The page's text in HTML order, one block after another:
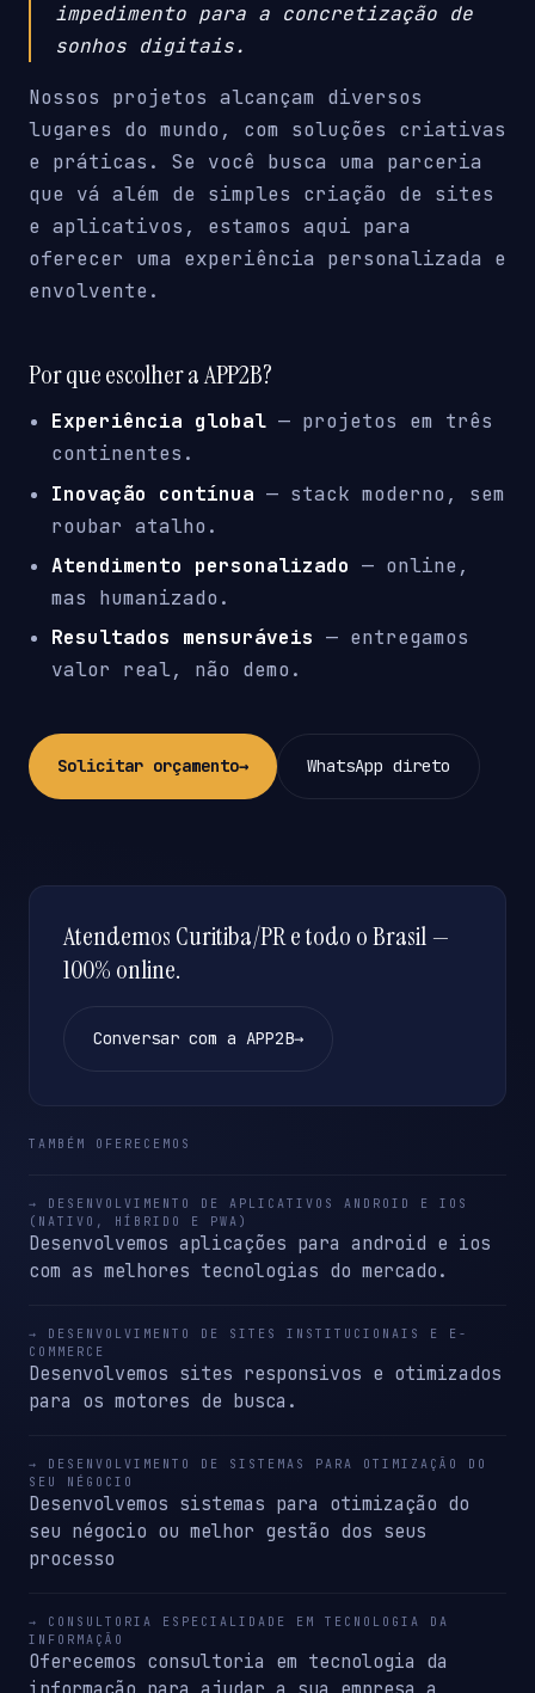
impedimento para a concretização de
sonhos digitais.
Nossos projetos alcançam diversos
lugares do mundo, com soluções criativas
e práticas. Se você busca uma parceria
que vá além de simples criação de sites
e aplicativos, estamos aqui para
oferecer uma experiência personalizada e
envolvente.
Por que escolher a APP2B?
Experiência global — projetos em três
continentes.
Inovação contínua — stack moderno, sem
roubar atalho.
Atendimento personalizado — online,
mas humanizado.
Resultados mensuráveis — entregamos
valor real, não demo.
Solicitar orçamento→ WhatsApp direto
Atendemos Curitiba/PR e todo o Brasil —
100% online.
Conversar com a APP2B→
TAMBÉM OFERECEMOS
→ DESENVOLVIMENTO DE APLICATIVOS ANDROID E IOS
(NATIVO, HÍBRIDO E PWA)
Desenvolvemos aplicações para android e ios
com as melhores tecnologias do mercado.
→ DESENVOLVIMENTO DE SITES INSTITUCIONAIS E E-
COMMERCE
Desenvolvemos sites responsivos e otimizados
para os motores de busca.
→ DESENVOLVIMENTO DE SISTEMAS PARA OTIMIZAÇÃO DO
SEU NÉGOCIO
Desenvolvemos sistemas para otimização do
seu négocio ou melhor gestão dos seus
processo
→ CONSULTORIA ESPECIALIDADE EM TECNOLOGIA DA
INFORMAÇÃO
Oferecemos consultoria em tecnologia da